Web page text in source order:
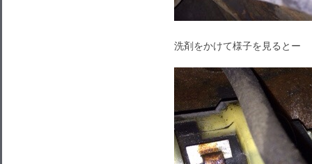
洗剤をかけて様子を見るとー